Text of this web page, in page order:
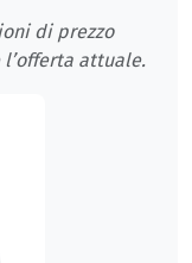
di prezzo
attuale.